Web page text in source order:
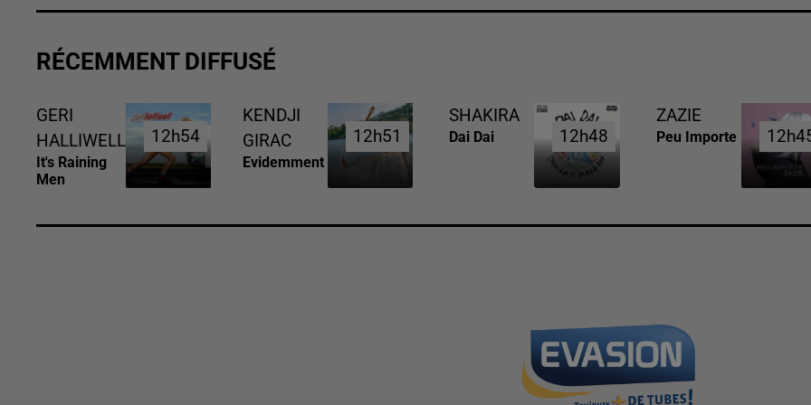
RÉCEMMENT DIFFUSÉ
GERI
HALLIWELL
It's Raining
Men
12h54
12h54
KENDJI
GIRAC
Evidemment
12h51
12h51
SHAKIRA
Dai Dai 12h48
12h48
ZAZIE
Peu Importe